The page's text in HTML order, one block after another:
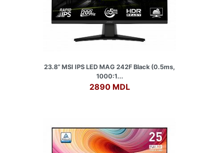
23.8” MSI IPS LED MAG 242F Black (0.5ms,
1000:1...
2890 MDL